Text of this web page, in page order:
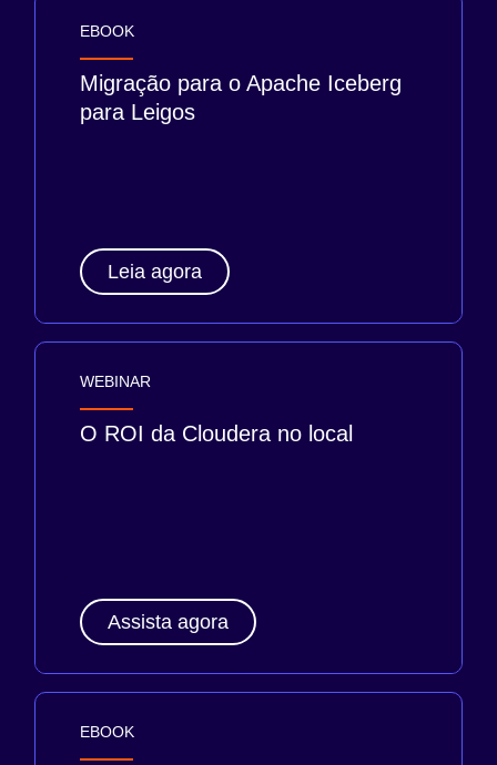
EBOOK
Migração para o Apache Iceberg
para Leigos
Leia agora
WEBINAR
O ROI da Cloudera no local
Assista agora
EBOOK